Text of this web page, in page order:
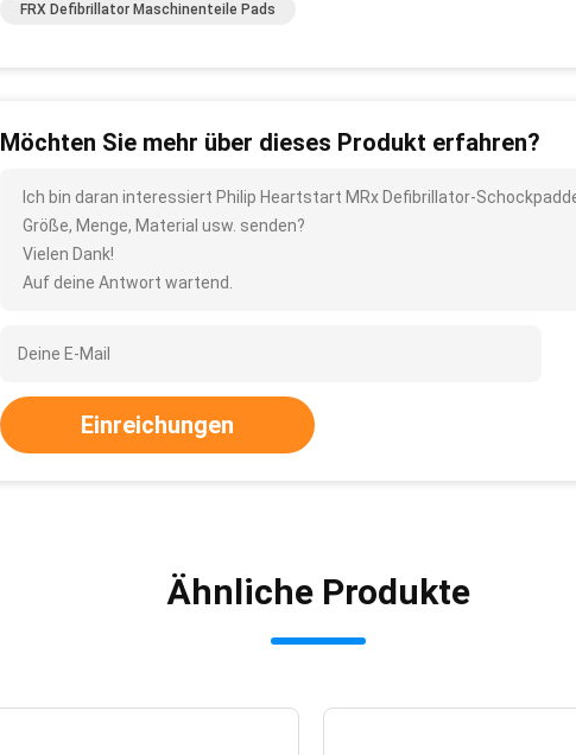
FRX Defibrillator Maschinenteile Pads
Möchten Sie mehr über dieses Produkt erfahren?
Ich bin daran interessiert Philip Heartstart MRx Defibrillator-
Größe, Menge, Material usw. senden?
Vielen Dank!
Auf deine Antwort wartend.
Einreichungen
Ähnliche Produkte